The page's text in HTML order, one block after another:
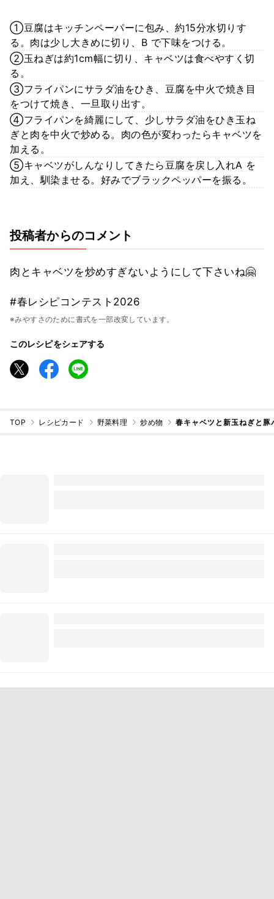
①豆腐はキッチンペーパーに包み、約15分水切りす
る。肉は少し大きめに切り、B で下味をつける。
②玉ねぎは約1cm幅に切り、キャベツは食べやすく切
る。
➂フライパンにサラダ油をひき、豆腐を中火で焼き目
をつけて焼き、一旦取り出す。
④フライパンを綺麗にして、少しサラダ油をひき玉ね
ぎと肉を中火で炒める。肉の色が変わったらキャベツを
加える。
⑤キャベツがしんなりしてきたら豆腐を戻し入れA を
加え、馴染ませる。好みでブラックペッパーを振る。
投稿者からのコメント
肉とキャベツを炒めすぎないようにして下さいね🤗
#春レシピコンテスト2026
※みやすさのために書式を一部改変しています。
このレシピをシェアする
TOP レシピカード 野菜料理 炒め物 春キャベツと新玉ねぎと豚